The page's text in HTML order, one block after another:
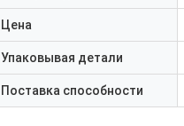
Цена
Упаковывая детали
Поставка способности